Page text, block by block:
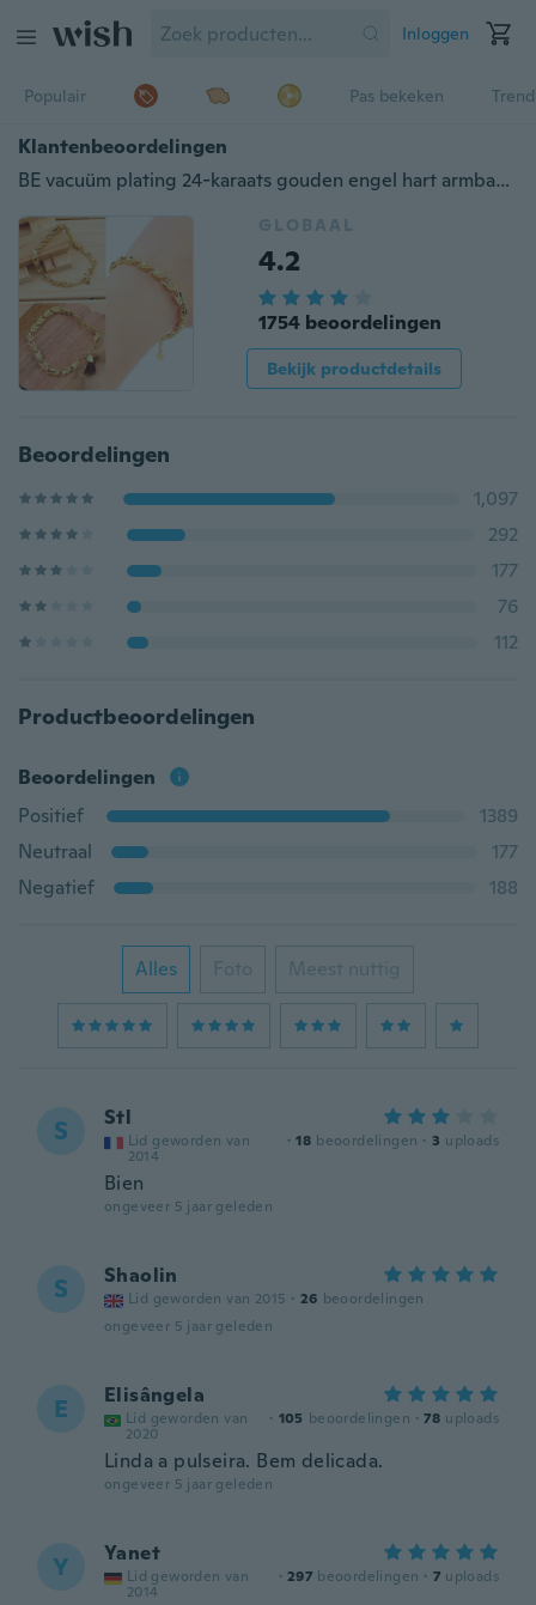
Inloggen
Populair Pas bekeken
Klantenbeoordelingen
BE vacuüm plating 24-karaats gouden engel hart armband emulational sieraden armband BP
GLOBAAL
4.2
1754 beoordelingen
Bekijk productdetails
Beoordelingen
1,097
292
177
76
112
Productbeoordelingen
Beoordelingen
Positief
1389
Neutraal
177
Negatief
188
Alles Foto Meest nuttig
S Stl
Lid geworden van
2014
· 18 beoordelingen · 3 uploads
Bien
ongeveer 5 jaar geleden
S Shaolin
Lid geworden van 2015 · 26 beoordelingen
ongeveer 5 jaar geleden
E Elisângela
Lid geworden van
2020
· 105 beoordelingen · 78 uploads
Linda a pulseira. Bem delicada.
ongeveer 5 jaar geleden
Y Yanet
Lid geworden van
2014
· 297 beoordelingen · 7 uploads